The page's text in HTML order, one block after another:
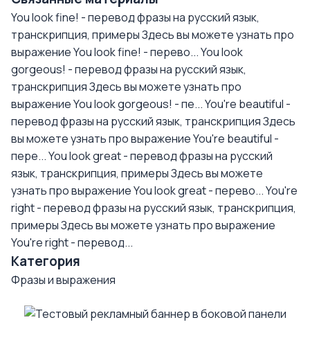
You look fine! - перевод фразы на русский язык,
транскрипция, примерыЗдесь вы можете узнать про
выражение You look fine! - перево...You look
gorgeous! - перевод фразы на русский язык,
транскрипцияЗдесь вы можете узнать про
выражение You look gorgeous! - пе...You're beautiful -
перевод фразы на русский язык, транскрипцияЗдесь
вы можете узнать про выражение You're beautiful -
пере...You look great - перевод фразы на русский
язык, транскрипция, примерыЗдесь вы можете
узнать про выражение You look great - перево...You're
right - перевод фразы на русский язык, транскрипция,
примерыЗдесь вы можете узнать про выражение
You're right - перевод...
Категория
Фразы и выражения